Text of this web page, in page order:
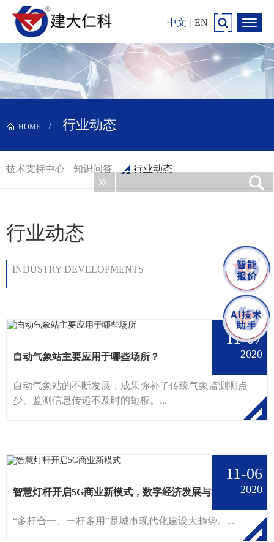
中文 | EN
HOME 行业动态
技术支持中心 知识问答 行业动态
行业动态
INDUSTRY DEVELOPMENTS
11-07
2020
自动气象站主要应用于哪些场所？
自动气象站的不断发展，成果弥补了传统气象监测测点
少、监测信息传递不及时的短板。...
11-06
2020
智慧灯杆开启5G商业新模式，数字经济发展与机遇并存
“多杆合一、一杆多用”是城市现代化建设大趋势。...